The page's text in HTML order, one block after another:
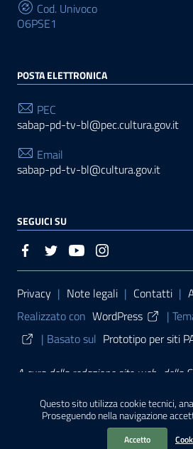
Questo sito utilizza cookie tecnici,
Proseguendo nella navigazione
Accetto
Cod. Univoco
O6PSE1
POSTA ELETTRONICA
PEC
sabap-pd-tv-bl@pec.cultura.gov.it
Email
sabap-pd-tv-bl@cultura.gov.it
SEGUICI SU
Sezione Link Utili
Privacy | Note legali | Contatti |
Realizzato con WordPress |
| Basato sul Prototipo per siti
A cura della redazione sito web della
archeologia, belle arti e paesaggio per
Treviso e Belluno (2021)